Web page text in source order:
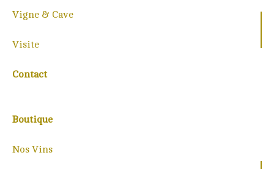
Vigne & Cave
Visite
Contact
Boutique
Nos Vins